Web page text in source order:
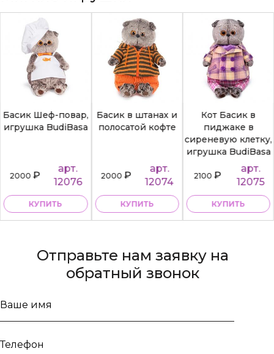
Басик Шеф-повар,
игрушка BudiBasa
2000₽
арт.
12076
КУПИТЬ
Басик в штанах и
полосатой кофте
2000₽
арт.
12074
КУПИТЬ
Кот Басик в
пиджаке в
сиреневую клетку,
игрушка BudiBasa
2100₽
арт.
12075
КУПИТЬ
Отправьте нам заявку на
обратный звонок
Ваше